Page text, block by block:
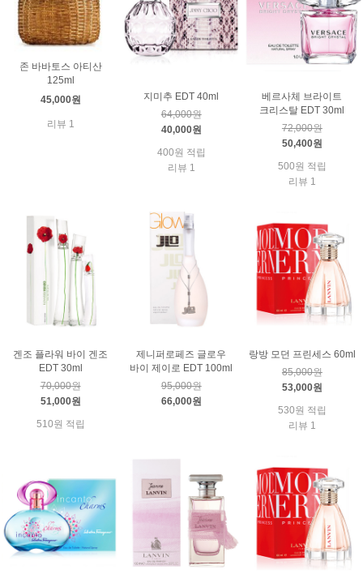
존 바바토스 아티산
125ml
45,000원
리뷰 1
지미추 EDT 40ml
64,000원
40,000원
400원 적립
리뷰 1
베르사체 브라이트
크리스탈 EDT 30ml
72,000원
50,400원
500원 적립
리뷰 1
겐조 플라워 바이 겐조
EDT 30ml
70,000원
51,000원
510원 적립
제니퍼로페즈 글로우
바이 제이로 EDT 100ml
95,000원
66,000원
랑방 모던 프린세스 60ml
85,000원
53,000원
530원 적립
리뷰 1